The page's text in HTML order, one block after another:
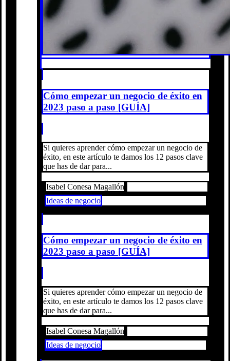
Cómo empezar un negocio de éxito en
2023 paso a paso [GUÍA]
Si quieres aprender cómo empezar un negocio de
éxito, en este artículo te damos los 12 pasos clave
que has de dar para...
Isabel Conesa Magallón
Ideas de negocio
Cómo empezar un negocio de éxito en
2023 paso a paso [GUÍA]
Si quieres aprender cómo empezar un negocio de
éxito, en este artículo te damos los 12 pasos clave
que has de dar para...
Isabel Conesa Magallón
Ideas de negocio